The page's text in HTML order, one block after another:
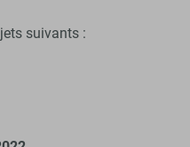
suivants :